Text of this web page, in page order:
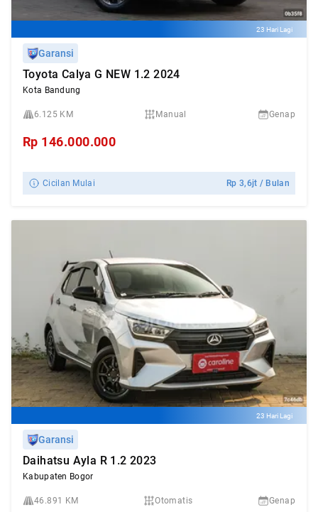
23 Hari Lagi
Garansi
Toyota Calya G NEW 1.2 2024
Kota Bandung
6.125 KM Manual Genap
Rp 146.000.000
Cicilan Mulai Rp3,6jt / Bulan
23 Hari Lagi
Garansi
Daihatsu Ayla R 1.2 2023
Kabupaten Bogor
46.891 KM Otomatis Genap